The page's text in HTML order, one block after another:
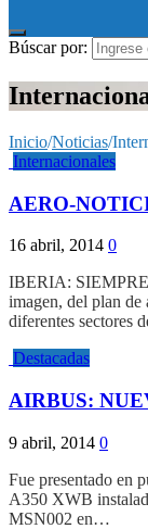
Búscar por:
Inicio/Noticias/
Internacionales
AERO-
16 abril, 2014 0
IBERIA:
imagen, del plan de
diferentes sectores
Destacadas
AIRBUS:
9 abril, 2014 0
Fue presentado en
A350 XWB
MSN002 en…